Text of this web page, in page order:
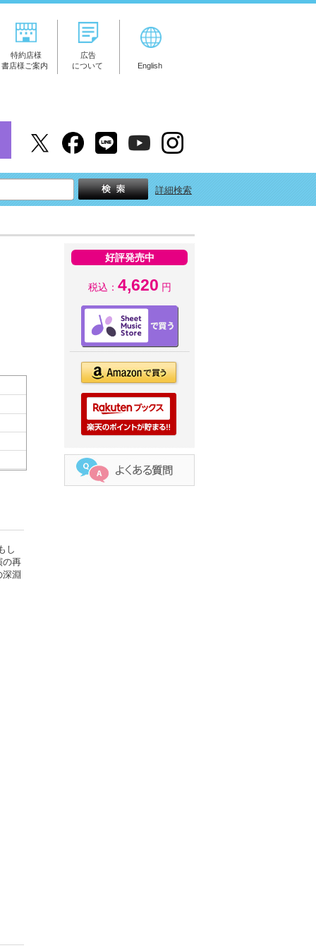
特約店様
書店様ご案内
広告
について
English
詳細検索
し
の再
淵
好評発売中
税込： 4,620 円